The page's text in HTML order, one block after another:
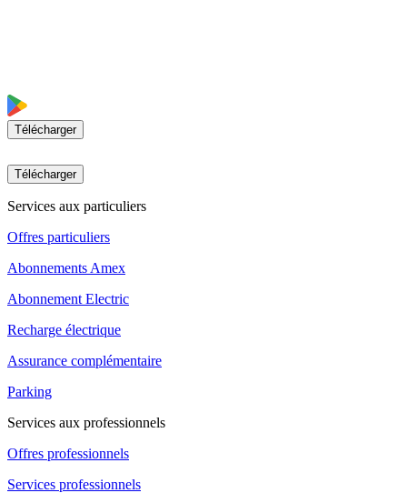
Télécharger
Télécharger
Services aux particuliers
Offres particuliers
Abonnements Amex
Abonnement Electric
Recharge électrique
Assurance complémentaire
Parking
Services aux professionnels
Offres professionnels
Services professionnels